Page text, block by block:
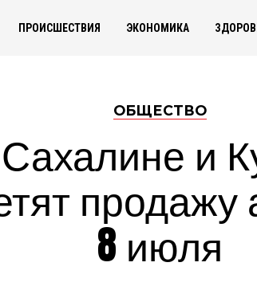
ПРОИСШЕСТВИЯ ЭКОНОМИКА
ОБЩЕСТВО
и
продажу
8 июля